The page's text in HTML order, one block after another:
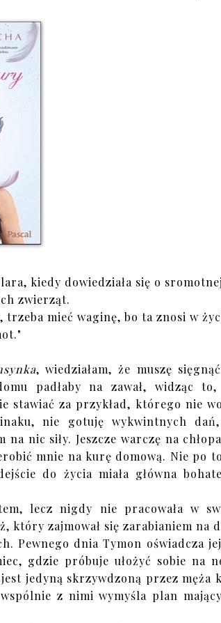
kiedy dowiedziała się o sromotnej
zwierząt.
trzeba mieć waginę, bo ta znosi w
, wiedziałam, że muszę
padłaby na zawał, widząc
stawiać za przykład, którego nie
nie gotuję wykwintnych
nic siły. Jeszcze warczę na
mnie na kurę domową. Nie po
do życia miała główna
lecz nigdy nie pracowała w
który zajmował się zarabianiem na
Pewnego dnia Tymon oświadcza
gdzie próbuje ułożyć sobie na
jedyną skrzywdzoną przez męża
z nimi wymyśla plan